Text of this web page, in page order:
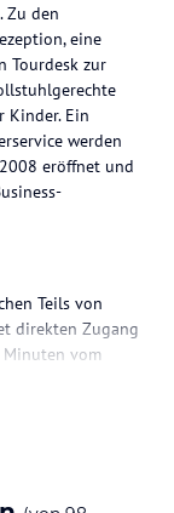
Zu den
eine
Tourdesk zur
Kinder. Ein
werden
eröffnet und
Teils von
direkten Zugang
vom
sind der